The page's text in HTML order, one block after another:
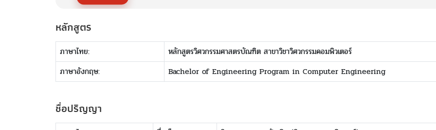
หลักสูตร
ภาษาไทย:
หลักสูตรวิศวกรรมศาสตรบัณฑิต สาขาวิชาวิศวกรรมคอมพิวเตอร์
ภาษาอังกฤษ:
Bachelor of Engineering Program in Computer Engineering
ชื่อปริญญา